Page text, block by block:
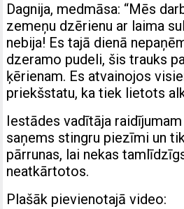
Dagnija, medmāsa: “Mēs
zemeņu dzērienu ar laima
nebija! Es tajā dienā
dzeramo pudeli, šis trauks
ķērienam. Es atvainojos
priekšstatu, ka tiek lietots
Iestādes vadītāja
saņems stingru piezīmi un
pārrunas, lai nekas
neatkārtotos.
Plašāk pievienotajā video: